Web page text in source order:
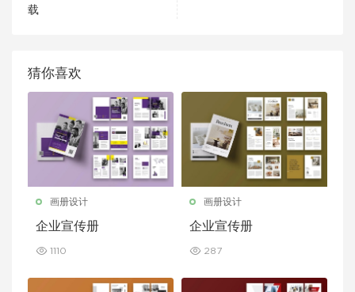
载
猜你喜欢
画册设计
企业宣传册
1110
画册设计
企业宣传册
287